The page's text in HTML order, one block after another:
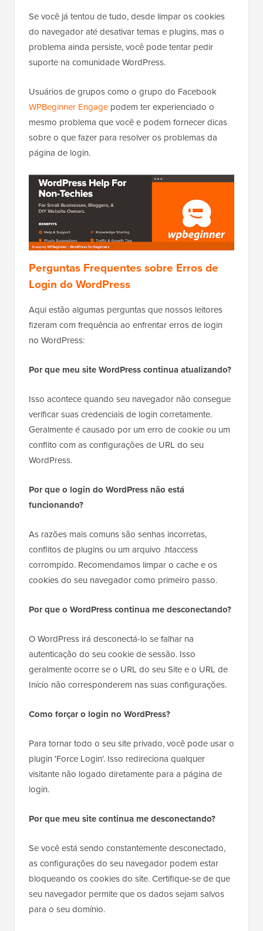
Se você já tentou de tudo, desde limpar os cookies
do navegador até desativar temas e plugins, mas o
problema ainda persiste, você pode tentar pedir
suporte na comunidade WordPress.
Usuários de grupos como o grupo do Facebook
WPBeginner Engage podem ter experienciado o
mesmo problema que você e podem fornecer dicas
sobre o que fazer para resolver os problemas da
página de login.
Perguntas Frequentes sobre Erros de
Login do WordPress
Aqui estão algumas perguntas que nossos leitores
fizeram com frequência ao enfrentar erros de login
no WordPress:
Por que meu site WordPress continua atualizando?
Isso acontece quando seu navegador não consegue
verificar suas credenciais de login corretamente.
Geralmente é causado por um erro de cookie ou um
conflito com as configurações de URL do seu
WordPress.
Por que o login do WordPress não está
funcionando?
As razões mais comuns são senhas incorretas,
conflitos de plugins ou um arquivo .htaccess
corrompido. Recomendamos limpar o cache e os
cookies do seu navegador como primeiro passo.
Por que o WordPress continua me desconectando?
O WordPress irá desconectá-lo se falhar na
autenticação do seu cookie de sessão. Isso
geralmente ocorre se o URL do seu Site e o URL de
Início não corresponderem nas suas configurações.
Como forçar o login no WordPress?
Para tornar todo o seu site privado, você pode usar o
plugin 'Force Login'. Isso redireciona qualquer
visitante não logado diretamente para a página de
login.
Por que meu site continua me desconectando?
Se você está sendo constantemente desconectado,
as configurações do seu navegador podem estar
bloqueando os cookies do site. Certifique-se de que
seu navegador permite que os dados sejam salvos
para o seu domínio.